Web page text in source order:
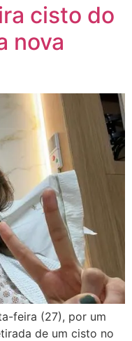
cisto do
nova
feira (27), por um
de um cisto no